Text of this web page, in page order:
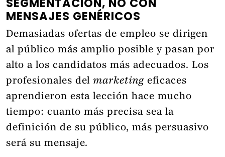
MENSAJES GENÉRICOS
Demasiadas ofertas de empleo se dirigen
al público más amplio posible y pasan por
alto a los candidatos más adecuados. Los
profesionales del marketing eficaces
aprendieron esta lección hace mucho
tiempo: cuanto más precisa sea la
definición de su público, más persuasivo
será su mensaje.